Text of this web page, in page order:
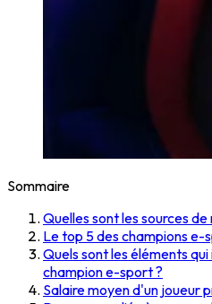
Sommaire
Quelles sont les sources
Le top 5 des champions e-
Quels sont les éléments
champion e-sport ?
Salaire moyen d'un joueur